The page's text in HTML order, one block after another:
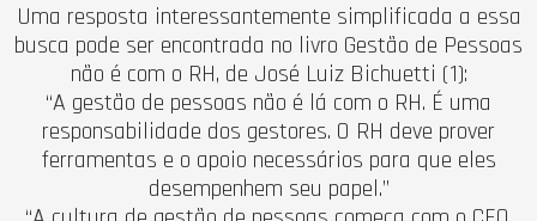
Uma resposta interessantemente simplificada a essa
busca pode ser encontrada no livro Gestão de Pessoas
não é com o RH, de José Luiz Bichuetti (1):
“A gestão de pessoas não é lá com o RH. É uma
responsabilidade dos gestores. O RH deve prover
ferramentas e o apoio necessários para que eles
desempenhem seu papel.”